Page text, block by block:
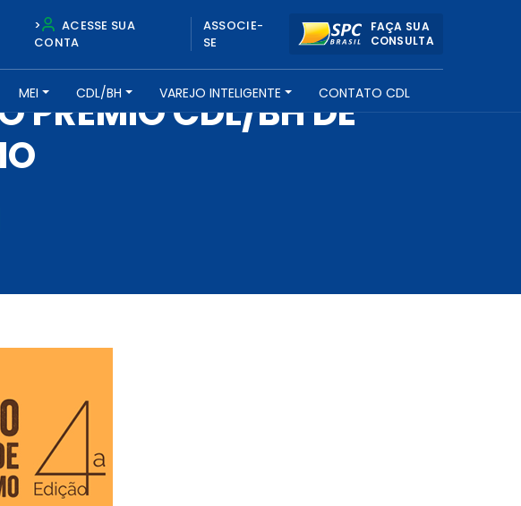
>
ACESSE SUA
CONTA
ASSOCIE-
SE
FAÇA SUA
CONSULTA
MEI CDL/BH VAREJO INTELIGENTE CONTATO CDL
2016
PRÊMIO CDL/BH DE